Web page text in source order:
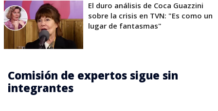
El duro análisis de Coca Guazzini
sobre la crisis en TVN: "Es como un
lugar de fantasmas"
Comisión de expertos sigue sin
integrantes